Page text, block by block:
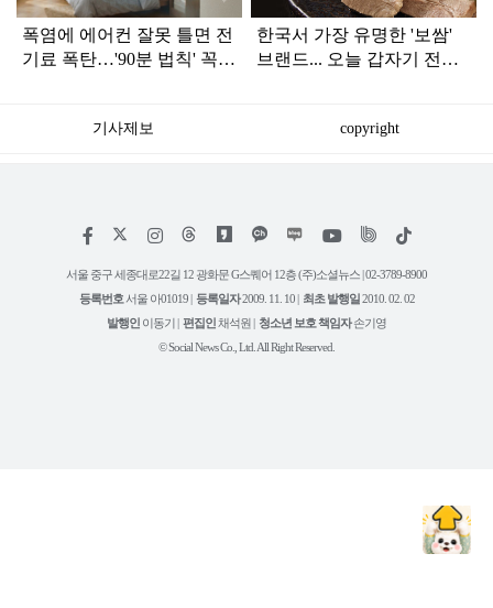
폭염에 에어컨 잘못 틀면 전
기료 폭탄…'90분 법칙' 꼭
한국서 가장 유명한 '보쌈'
브랜드... 오늘 갑자기 전해
기사제보 copyright
페
스
인
타
램
위
트
유
튜
틱
서울 중구 세종대로22길 12 광화문 G스퀘어 12층 (주)소셜뉴스 | 02-3789-8900
등록번호 서울 아01019 | 등록일자2009. 11. 10 | 최초 발행일2010. 02. 02
발행인 이동기 | 편집인채석원 | 청소년 보호 책임자손기영
© Social News Co., Ltd. All Right Reserved.